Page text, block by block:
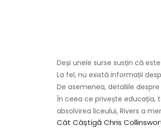
Deși unele surse susțin că
La fel, nu există informații
De asemenea, detaliile
În ceea ce privește educația,
absolvirea liceului, Rivers a
Cât Câștigă Chris